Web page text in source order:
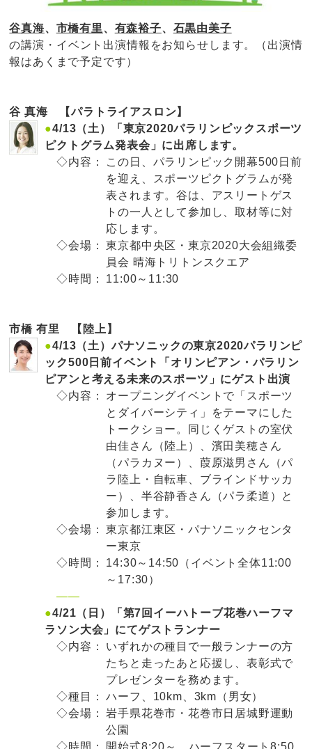
谷真海、 市橋有里、 有森裕子、 石黒由美子
の講演・イベント出演情報をお知らせします。（出演情
報はあくまで予定です）
谷 真海 【パラトライアスロン】
●4/13（土）「東京2020パラリンピックスポーツ
ピクトグラム発表会」に出席します。
◇内容：
この日、パラリンピック開幕500日前
を迎え、スポーツピクトグラムが発
表されます。谷は、アスリートゲス
トの一人として参加し、取材等に対
応します。
◇会場：
東京都中央区・東京2020大会組織委
員会 晴海トリトンスクエア
◇時間：
11:00～11:30
市橋 有里 【陸上】
●4/13（土）パナソニックの東京2020パラリンピ
ック500日前イベント「オリンピアン・パラリン
ピアンと考える未来のスポーツ」にゲスト出演
◇内容：
オープニングイベントで「スポーツ
とダイバーシティ」をテーマにした
トークショー。同じくゲストの室伏
由佳さん（陸上）、濱田美穂さん
（パラカヌー）、葭原滋男さん（パ
ラ陸上・自転車、ブラインドサッカ
ー）、半谷静香さん（パラ柔道）と
参加します。
◇会場：
東京都江東区・パナソニックセンタ
ー東京
◇時間：
14:30～14:50（イベント全体11:00
～17:30）
——
●4/21（日）「第7回イーハトーブ花巻ハーフマ
ラソン大会」にてゲストランナー
◇内容：
いずれかの種目で一般ランナーの方
たちと走ったあと応援し、表彰式で
プレゼンターを務めます。
◇種目：
ハーフ、10km、3km（男女）
◇会場：
岩手県花巻市・花巻市日居城野運動
公園
◇時間：
開始式8:20～、ハーフスタート8:50